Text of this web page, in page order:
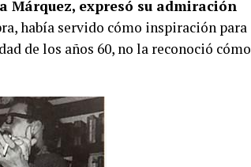
Márquez, expresó su admiración
había servido cómo inspiración para
de los años 60, no la reconoció cómo